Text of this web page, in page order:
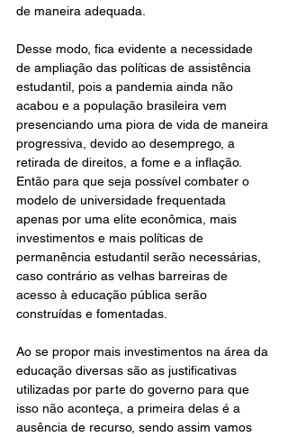
de maneira adequada.
Desse modo, fica evidente a necessidade
de ampliação das políticas de assistência
estudantil, pois a pandemia ainda não
acabou e a população brasileira vem
presenciando uma piora de vida de maneira
progressiva, devido ao desemprego, a
retirada de direitos, a fome e a inflação.
Então para que seja possível combater o
modelo de universidade frequentada
apenas por uma elite econômica, mais
investimentos e mais políticas de
permanência estudantil serão necessárias,
caso contrário as velhas barreiras de
acesso à educação pública serão
construídas e fomentadas.
Ao se propor mais investimentos na área da
educação diversas são as justificativas
utilizadas por parte do governo para que
isso não aconteça, a primeira delas é a
ausência de recurso, sendo assim vamos